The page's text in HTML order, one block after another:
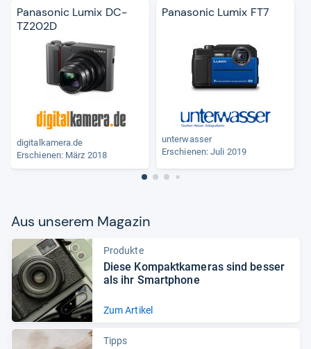
Panasonic Lumix DC-
TZ202D
digitalkamera.de
Erschienen: März 2018
Panasonic Lumix FT7
unterwasser
Erschienen: Juli 2019
Aus unse­rem Maga­zin
Produkte
Diese Kom­pakt­ka­me­ras sind bes­ser
als ihr Smart­phone
Zum Artikel
Tipps